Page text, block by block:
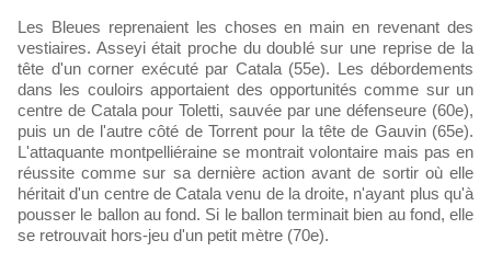
Les Bleues reprenaient les choses en main en revenant des
vestiaires. Asseyi était proche du doublé sur une reprise de la
tête d'un corner exécuté par Catala (55e). Les débordements
dans les couloirs apportaient des opportunités comme sur un
centre de Catala pour Toletti, sauvée par une défenseure (60e),
puis un de l'autre côté de Torrent pour la tête de Gauvin (65e).
L'attaquante montpelliéraine se montrait volontaire mais pas en
réussite comme sur sa dernière action avant de sortir où elle
héritait d'un centre de Catala venu de la droite, n'ayant plus qu'à
pousser le ballon au fond. Si le ballon terminait bien au fond, elle
se retrouvait hors-jeu d'un petit mètre (70e).